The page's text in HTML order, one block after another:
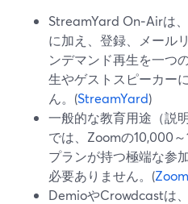
StreamYard On‑Airは
に加え、登録、メール
ンデマンド再生を一つ
生やゲストスピーカー
ん。(StreamYard)
一般的な教育用途（説
では、Zoomの10,000
プランが持つ極端な参
必要ありません。(Zoom
DemioやCrowdcastは